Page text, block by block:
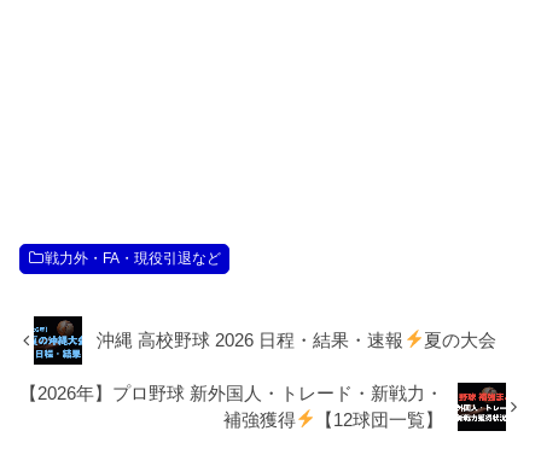
戦力外・FA・現役引退など
沖縄 高校野球 2026 日程・結果・速報 夏の大会
【2026年】プロ野球 新外国人・トレード・新戦力・
補強獲得
【12球団一覧】